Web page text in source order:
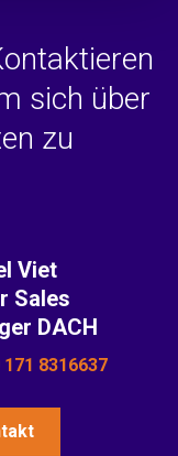
sich über
zu
Viet
Sales
DACH
171 8316637